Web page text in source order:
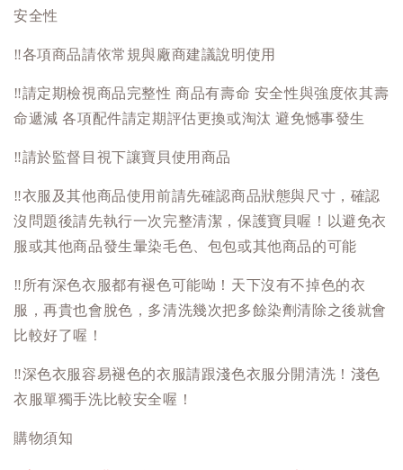
安全性
‼️各項商品請依常規與廠商建議說明使用
‼️請定期檢視商品完整性 商品有壽命 安全性與強度依其壽
命遞減 各項配件請定期評估更換或淘汰 避免憾事發生
‼️請於監督目視下讓寶貝使用商品
‼️衣服及其他商品使用前請先確認商品狀態與尺寸，確認
沒問題後請先執行一次完整清潔，保護寶貝喔！以避免衣
服或其他商品發生暈染毛色、包包或其他商品的可能
‼️ 所有深色衣服都有褪色可能呦！天下沒有不掉色的衣
服，再貴也會脫色，多清洗幾次把多餘染劑清除之後就會
比較好了喔！
‼️深色衣服容易褪色的衣服請跟淺色衣服分開清洗！淺色
衣服單獨手洗比較安全喔！
購物須知